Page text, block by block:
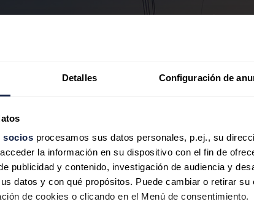
Detalles Configuración de
socios procesamos sus datos personales, p.ej., su
la información en su dispositivo con el fin de
publicidad y contenido, investigación de audiencia y
datos y con qué propósitos. Puede cambiar o retirar su
de cookies o clicando en el Menú de consentimiento.